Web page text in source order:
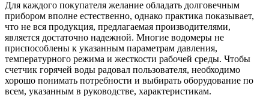
Для каждого покупателя желание обладать долговечным
прибором вполне естественно, однако практика показывает,
что не вся продукция, предлагаемая производителями,
является достаточно надежной. Многие водомеры не
приспособлены к указанным параметрам давления,
температурного режима и жесткости рабочей среды. Чтобы
счетчик горячей воды радовал пользователя, необходимо
хорошо понимать потребности и выбирать оборудование по
всем, указанным в руководстве, характеристикам.